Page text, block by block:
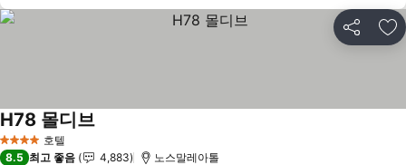
공유 즐
4 성급 호텔
H78 몰디브요금 보기
8.5 최고 좋음 4,883 노스말레아톨